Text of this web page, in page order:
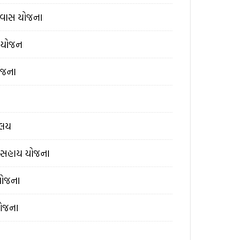
યોજના
સહાય યોજના